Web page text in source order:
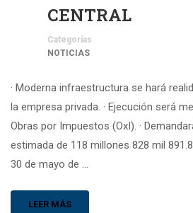
CENTRAL
Categorías
NOTICIAS
· Moderna infraestructura se hará
la empresa privada. · Ejecución será
Obras por Impuestos (OxI). ·
estimada de 118 millones 828 mil
30 de mayo de …
LEER MÁS